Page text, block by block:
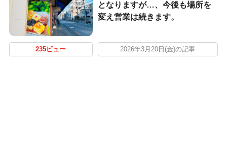
となりますが…、今後も場所を
変え営業は続きます。
235ビュー 2026年3月20日(金)の記事